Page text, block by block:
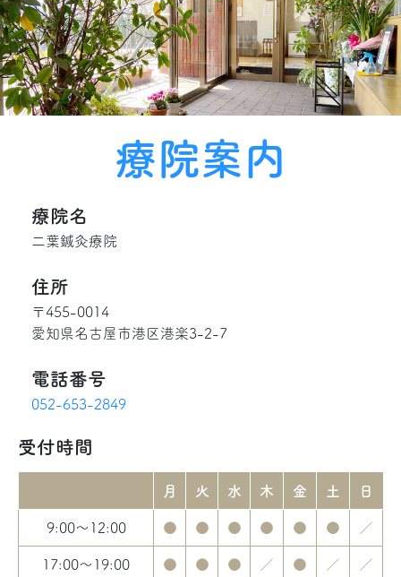
療院案内
療院名
二葉鍼灸療院
住所
〒455-0014
愛知県名古屋市港区港楽3-2-7
電話番号
052-653-2849
受付時間
月 火 水 木 金 土 日
9:00～12:00 ● ● ● ● ● ● ／
17:00～19:00 ● ● ● ／ ● ／ ／